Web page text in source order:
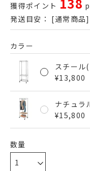
獲得ポイント
発送目安： [通常商品
カラー
スチー
¥13,800
ナチュラ
¥15,800